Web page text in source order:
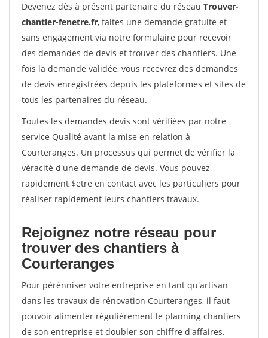
Devenez dès à présent partenaire du réseau Trouver-
chantier-fenetre.fr, faites une demande gratuite et
sans engagement via notre formulaire pour recevoir
des demandes de devis et trouver des chantiers. Une
fois la demande validée, vous recevrez des demandes
de devis enregistrées depuis les plateformes et sites de
tous les partenaires du réseau.
Toutes les demandes devis sont vérifiées par notre
service Qualité avant la mise en relation à
Courteranges. Un processus qui permet de vérifier la
véracité d'une demande de devis. Vous pouvez
rapidement $etre en contact avec les particuliers pour
réaliser rapidement leurs chantiers travaux.
Rejoignez notre réseau pour
trouver des chantiers à
Courteranges
Pour pérénniser votre entreprise en tant qu'artisan
dans les travaux de rénovation Courteranges, il faut
pouvoir alimenter régulièrement le planning chantiers
de son entreprise et doubler son chiffre d'affaires.